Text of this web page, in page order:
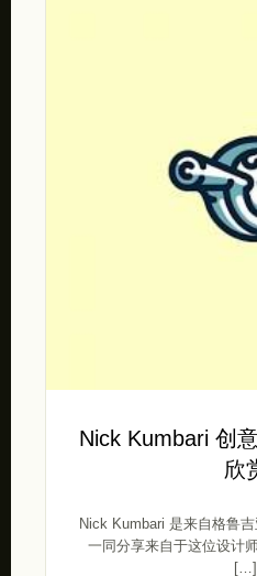
Nick Kumbari 创
欣
Nick Kumbari 是来自格鲁
一同分享来自于这位设计
[…]